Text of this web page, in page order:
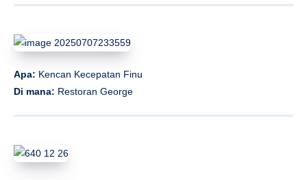
Apa: Kencan Kecepatan Finu
Di mana: Restoran George